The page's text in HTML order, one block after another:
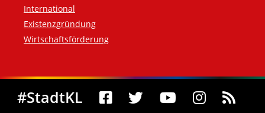
International
Existenzgründung
Wirtschaftsförderung
Social Media
#StadtKL